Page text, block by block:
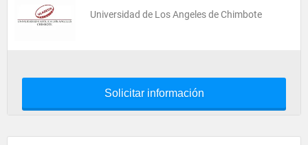
Universidad de Los Angeles de Chimbote
Solicitar información